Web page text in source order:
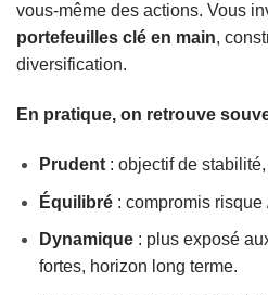
vous-même des actions. Vous
portefeuilles clé en main,
diversification.
En pratique, on retrouve
Prudent: objectif de
Équilibré: compromis risque
Dynamique: plus exposé
fortes, horizon long terme.